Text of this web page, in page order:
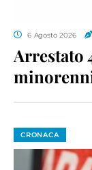
6 Agosto 2026
Arrestato
CRONACA